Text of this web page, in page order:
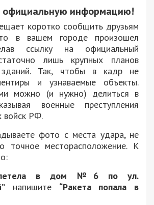
официальную информацию!
коротко сообщить друзьям
в вашем городе произошел
ссылку на официальный
лишь крупных планов
зданий. Так, чтобы в кадр не
и узнаваемые объекты.
можно (и нужно) делиться в
военные преступления
войск РФ.
фото с места удара, не
точное месторасположение. К
в дом №6 по ул.
напишите “Ракета попала в